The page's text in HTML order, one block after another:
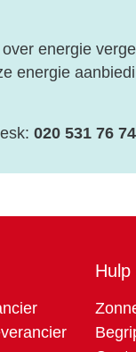
energie
energie
020 531 76 74
Hulp